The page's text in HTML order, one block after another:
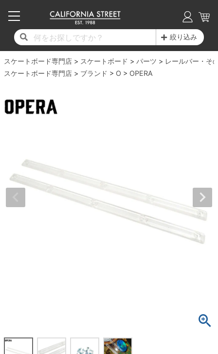
絞り込み
スケートボード専門店 スケートボード パーツ
レールバー・そ
スケートボード専門店
ブランド O OPERA
17時までのご注文は当日発送！
11,000円以上で送料無料！
毎月1日はポイント5倍！10日と20日は3倍！
デッキ
17時までのご注文は当日発送！
11,000円以上で送料無料！
毎月1日はポイント5倍！10日と20日は3倍！
デッキブランド一覧（全てのデッキ）
子供用デッキ
7.0inch以下
7.3inch
7.6inch
7.7inch
17時までのご注文は当日発送！
11,000円以上で送料無料！
毎月1日はポイント5倍！10日と20日は3倍！
トラックブランド一覧（全てのトラック）
7.0inch以下
7.2inch
7.5inch
7.7inch
7.8inch
ウィール
17時までのご注文は当日発送！
11,000円以上で送料無料！
毎月1日はポイント5倍！10日と20日は3倍！
ウィールブランド一覧（全てのウィール）
50mm
51mm
53mm
55mm
56mm
スピットファイヤー F4（フォーミュラフォ
ー）
ボーンズ XF（エックスフォーミュラ）
ボーンズ STF（エスティーエフ）
ベアリング
練習用アイテム（初心者におすすめ）
17時までのご注文は当日発送！
11,000円以上で送料無料！
毎月1日はポイント5倍！10日と20日は3倍！
シューズブランド一覧
20cm
21cm
22.5cm
23.5cm
24cm
サンダル
インソール
シューレース・その他
17時までのご注文は当日発送！
11,000円以上で送料無料！
毎月1日はポイント5倍！10日と20日は3倍！
ロングスリーブTシャツ
パーカー
トレーナー・セーター
キャップ
17時までのご注文は当日発送！
11,000円以上で送料無料！
毎月1日はポイント5倍！10日と20日は3倍！
カテゴリー
17時までのご注文は当日発送！
11,000円以上で送料無料！
毎月1日はポイント5倍！10日と20日は3倍！
商品情報
スタッフおすすめアイテム
ブランド紹介
INFO
17時までのご注文は当日発送！
11,000円以上で送料無料！
毎月1日はポイント5倍！10日と20日は3倍！
ショップライダー紹介
カリフォルニアストリートの歴史
求人情報
プライバシーポリシー